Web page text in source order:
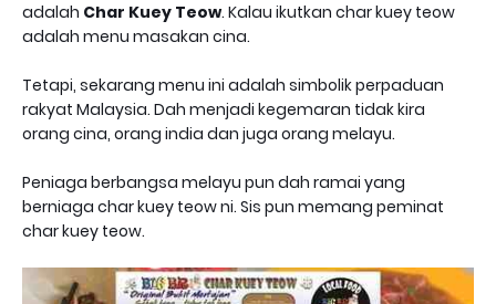
adalah Char Kuey Teow. Kalau ikutkan char kuey teow
adalah menu masakan cina.
Tetapi, sekarang menu ini adalah simbolik perpaduan
rakyat Malaysia. Dah menjadi kegemaran tidak kira
orang cina, orang india dan juga orang melayu.
Peniaga berbangsa melayu pun dah ramai yang
berniaga char kuey teow ni. Sis pun memang peminat
char kuey teow.